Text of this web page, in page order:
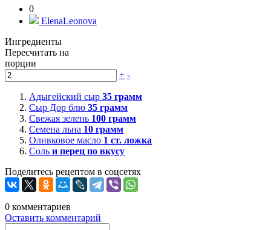
0
ElenaLeonova
Ингредиенты
Пересчитать на
порции
+ -
Адыгейский сыр 35 грамм
Сыр Дор блю 35 грамм
Свежая зелень 100 грамм
Семена льна 10 грамм
Оливковое масло 1 ст. ложка
Соль и перец по вкусу
Поделитесь рецептом в соцсетях
0 комментариев
Оставить комментарий